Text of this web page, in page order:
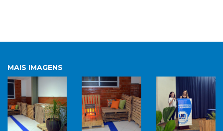
MAIS IMAGENS